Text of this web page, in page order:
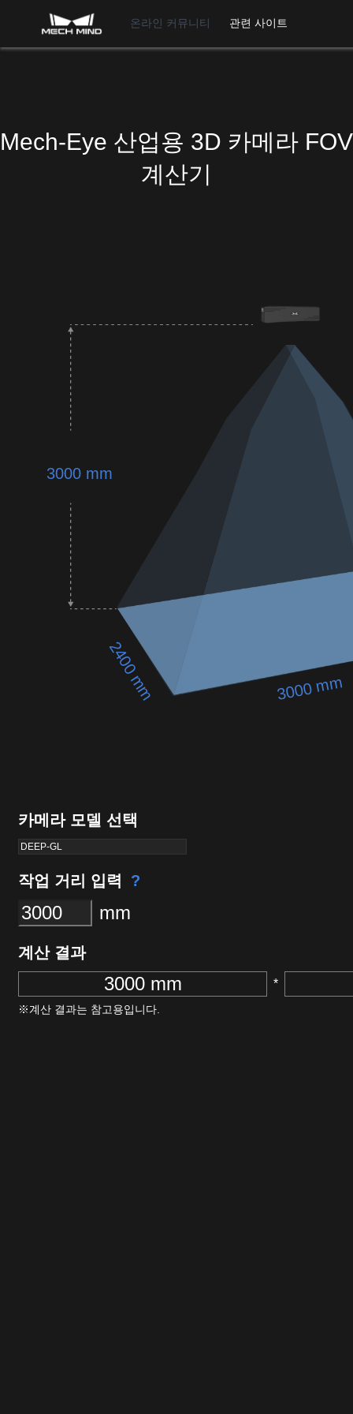
온라인 커뮤니티 관련 사이트
Mech-Eye 산업용 3D 카메라 FOV
계산기
카메라 모델 선택
DEEP-GL
작업 거리 입력 ?
mm
계산 결과
*
※계산 결과는 참고용입니다.